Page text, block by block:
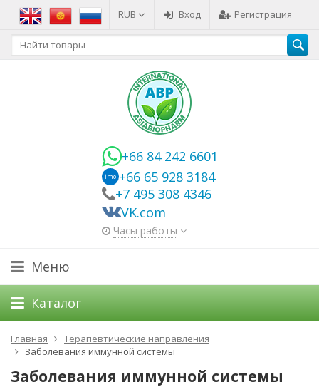
RUB Вход Регистрация
+66 84 242 6601
imo +66 65 928 3184
+7 495 308 4346
VK.com
Часы работы
Меню
Каталог
Главная
Терапевтические направления
Заболевания иммунной системы
Заболевания иммунной системы